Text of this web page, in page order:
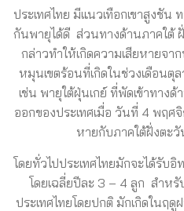
ประเทศไทย มีแนวเทือกเขาสูงชั
กันพายุได้ดี ส่วนทางด้านภาคใต้
กล่าวทำให้เกิดความเสียหายจา
หมุนเขตร้อนที่เกิดในช่วงเดือน
เช่น พายุใต้ฝุ่นเกย์ ที่พัดเข้าทาง
ออกของประเทศเมื่อ วันที่ 4 พฤศ
หายกับภาคใต้ฝั่งตะ
โดยทั่วไปประเทศไทยมักจะได้รับ
โดยเฉลี่ยปีละ 3 – 4 ลูก สำหรั
ประเทศไทยโดยปกติ มักเกิดในฤ